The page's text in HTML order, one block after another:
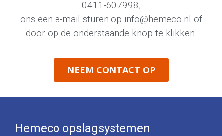
0411-607998,
ons een e-mail sturen op info@hemeco.nl of
door op de onderstaande knop te klikken.
NEEM CONTACT OP
Hemeco opslagsystemen